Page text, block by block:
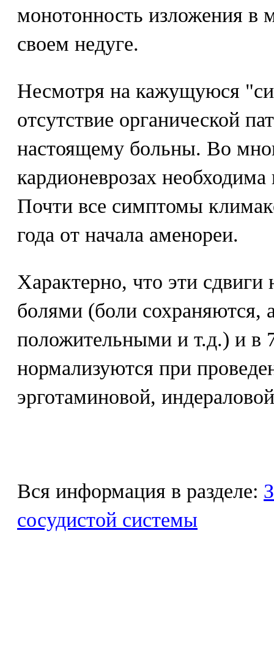
монотонность изложения в
своем недуге.
Несмотря на кажущуюся
отсутствие органической
настоящему больны. Во
кардионеврозах
Почти все симптомы
года от начала аменореи.
Характерно, что эти
болями (боли сохраняются,
положительными и т.д.) и в
нормализуются при
эрготаминовой,
Вся информация в разделе:
сосудистой системы